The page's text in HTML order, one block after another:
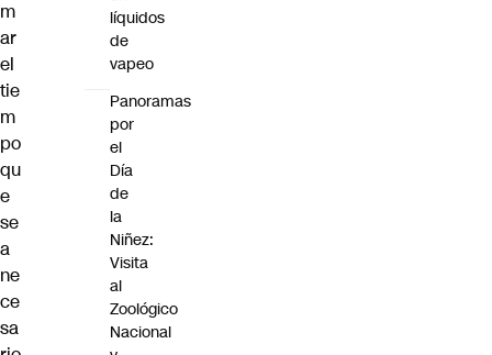
m
ar
el
tie
m
po
qu
e
se
a
ne
ce
sa
líquidos
de
vapeo
Panoramas
por
el
Día
de
la
Niñez:
Visita
al
Zoológico
Nacional